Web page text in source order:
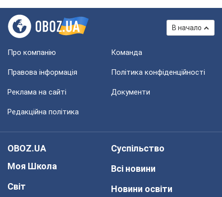
В начало
Про компанію Команда
Правова інформація Політика конфіденційності
Реклама на сайті Документи
Редакційна політика
OBOZ.UA
Моя Школа
Світ
Суспільство
Всі новини
Новини освіти